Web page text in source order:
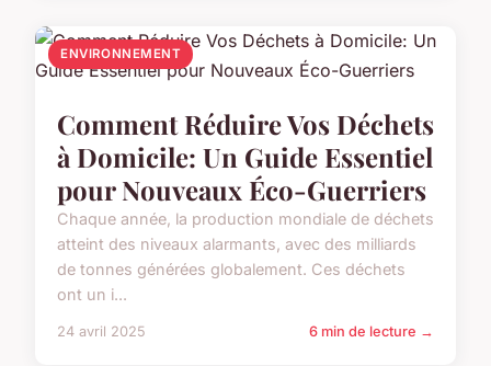
ENVIRONNEMENT
Comment Réduire Vos Déchets
à Domicile: Un Guide Essentiel
pour Nouveaux Éco-Guerriers
Chaque année, la production mondiale de déchets
atteint des niveaux alarmants, avec des milliards
de tonnes générées globalement. Ces déchets
ont un i...
24 avril 2025 6 min de lecture →